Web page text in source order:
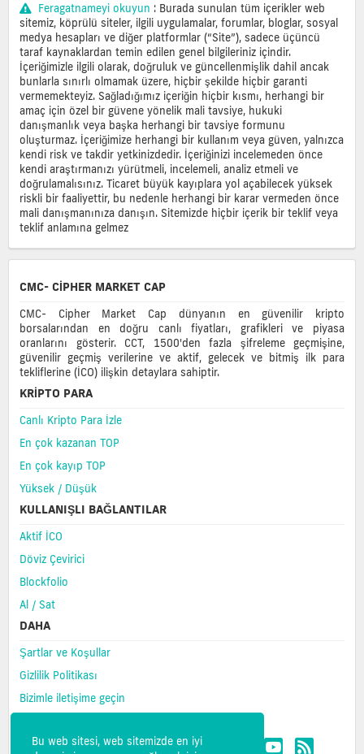
Bu web sitesi, web sitemizde en iyi
Feragatnameyi okuyun : Burada sunulan tüm içerikler web
sitemiz, köprülü siteler, ilgili uygulamalar, forumlar, bloglar, sosyal
medya hesapları ve diğer platformlar (“Site”), sadece üçüncü
taraf kaynaklardan temin edilen genel bilgileriniz içindir.
İçeriğimizle ilgili olarak, doğruluk ve güncellenmişlik dahil ancak
bunlarla sınırlı olmamak üzere, hiçbir şekilde hiçbir garanti
vermemekteyiz. Sağladığımız içeriğin hiçbir kısmı, herhangi bir
amaç için özel bir güvene yönelik mali tavsiye, hukuki
danışmanlık veya başka herhangi bir tavsiye formunu
oluşturmaz. İçeriğimize herhangi bir kullanım veya güven, yalnızca
kendi risk ve takdir yetkinizdedir. İçeriğinizi incelemeden önce
kendi araştırmanızı yürütmeli, incelemeli, analiz etmeli ve
doğrulamalısınız. Ticaret büyük kayıplara yol açabilecek yüksek
riskli bir faaliyettir, bu nedenle herhangi bir karar vermeden önce
mali danışmanınıza danışın. Sitemizde hiçbir içerik bir teklif veya
teklif anlamına gelmez
CMC- CIPHER MARKET CAP
CMC- Cipher Market Cap dünyanın en güvenilir kripto
borsalarından en doğru canlı fiyatları, grafikleri ve piyasa
oranlarını gösterir. CCT, 1500'den fazla şifreleme geçmişine,
güvenilir geçmiş verilerine ve aktif, gelecek ve bitmiş ilk para
tekliflerine (İCO) ilişkin detaylara sahiptir.
KRIPTO PARA
Canlı Kripto Para İzle
En çok kazanan TOP
En çok kayıp TOP
Yüksek / Düşük
KULLANIŞLI BAĞLANTILAR
Aktif İCO
Döviz Çevirici
Blockfolio
Al / Sat
DAHA
Şartlar ve Koşullar
Gizlilik Politikası
Bizimle iletişime geçin